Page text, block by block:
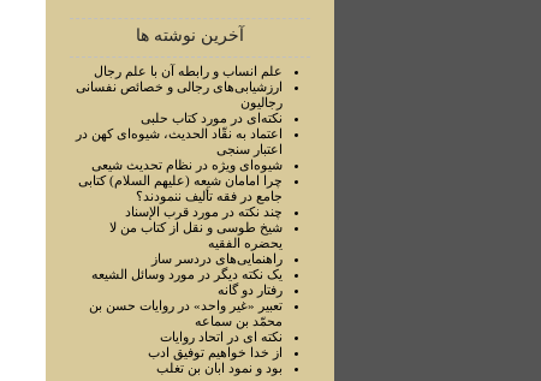
آخرین نوشته ها
علم انساب و رابطه آن با علم رجال
ارزشيابی‌های رجالی و خصائص نفسانی
رجاليون
نکته‌ای در مورد کتاب حلبی
اعتماد به نقّاد الحديث، شيوه‌ای کهن در
اعتبار سنجی
شيوه‌ای ويژه در نظام تحديث شيعی
چرا امامان شيعه (عليهم السلام) کتابی
جامع در فقه تأليف ننمودند؟
چند نکته در مورد قرب الإسناد
شيخ طوسی و نقل از کتاب من لا
يحضره الفقيه
راهنمايی‌های دردسر ساز
يک نکته ديگر در مورد وسائل الشيعه
رفتار دو گانه
تعبير «غير واحد» در روايات حسن بن
محمّد بن سماعه
نکته ای در اتحاد روايات
از خدا خواهيم توفيق ادب
بود و نمود ابان بن تغلب